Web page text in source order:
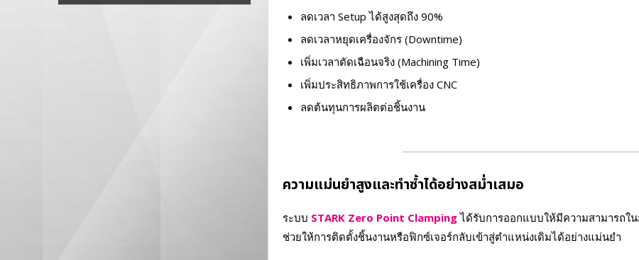
ลดเวลา Setup ได้สูงสุดถึง 90%
ลดเวลาหยุดเครื่องจักร (Downtime)
เพิ่มเวลาตัดเฉือนจริง (Machining Time)
เพิ่มประสิทธิภาพการใช้เครื่อง CNC
ลดต้นทุนการผลิตต่อชิ้นงาน
ความแม่นยำสูงและทำซ้ำได้อย่างสม่ำเสมอ
ระบบ STARK Zero Point Clampingได้รับการออกแบบให้มีความสามารถใ
ช่วยให้การติดตั้งชิ้นงานหรือฟิกซ์เจอร์กลับเข้าสู่ตำแหน่งเดิมได้อย่างแม่นยำ